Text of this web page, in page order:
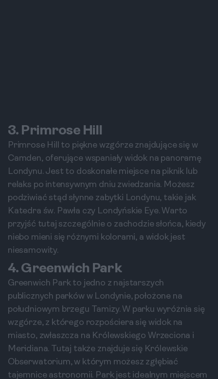
3. Primrose Hill
Primrose Hill to piękne wzgórze znajdujące się w
Camden, oferujące wspaniały widok na panoramę
Londynu. Jest to doskonałe miejsce na piknik lub
relaks po intensywnym dniu zwiedzania. Możesz
podziwiać stąd słynne zabytki Londynu, takie jak
Katedra św. Pawła czy Londyńskie Eye. Warto
przyjść tutaj szczególnie o zachodzie słońca, kiedy
niebo mieni się różnymi kolorami, a widok jest
niesamowity.
4. Greenwich Park
Greenwich Park to jedno z najstarszych
publicznych parków w Londynie, położone na
południowym brzegu Tamizy. W parku wyróżnia się
wzgórze, z którego rozpościera się widok na
miasto, zwłaszcza na Królewskiego Wrzeciona i
Meridiana. Tutaj także znajduje się Królewskie
Obserwatorium, w którym możesz zgłębiać
tajemnice astronomii. Park jest idealnym miejscem